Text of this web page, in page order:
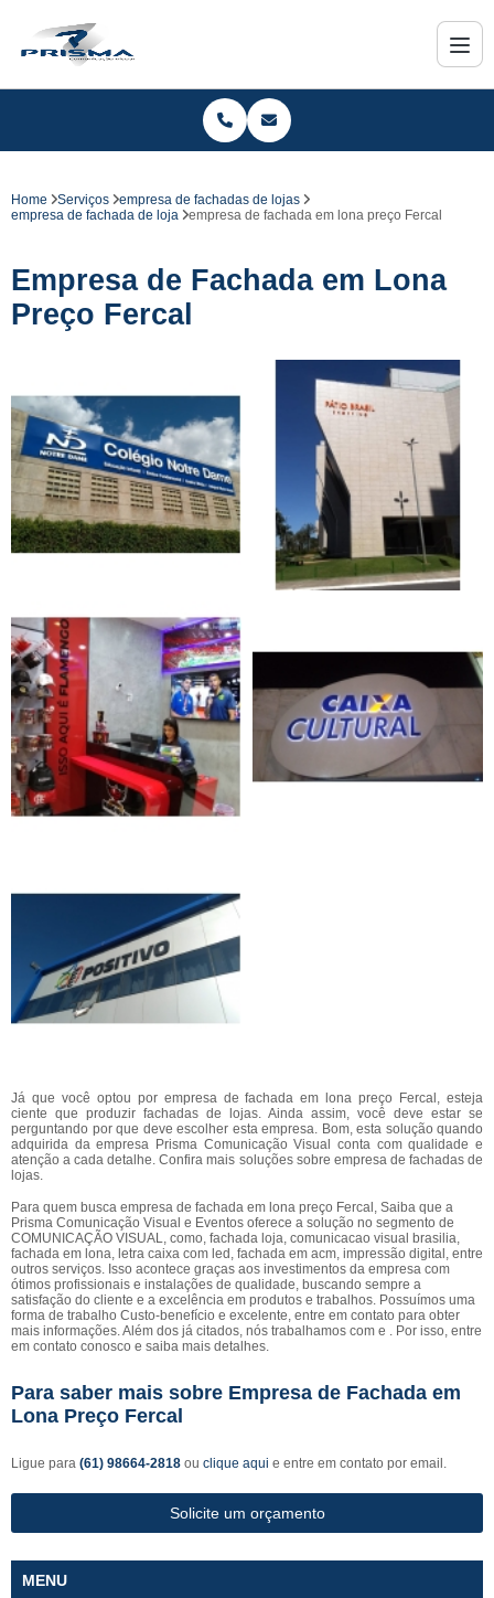
Home Serviços
empresa de fachadas de lojas
empresa de fachada de loja
empresa de fachada em lona preço Fercal
Empresa de Fachada em Lona
Preço Fercal
Já que você optou por empresa de fachada em lona preço Fercal, esteja
ciente que produzir fachadas de lojas. Ainda assim, você deve estar se
perguntando por que deve escolher esta empresa. Bom, esta solução quando
adquirida da empresa Prisma Comunicação Visual conta com qualidade e
atenção a cada detalhe. Confira mais soluções sobre empresa de fachadas de
lojas.
Para quem busca empresa de fachada em lona preço Fercal, Saiba que a
Prisma Comunicação Visual e Eventos oferece a solução no segmento de
COMUNICAÇÃO VISUAL, como, fachada loja, comunicacao visual brasilia,
fachada em lona, letra caixa com led, fachada em acm, impressão digital, entre
outros serviços. Isso acontece graças aos investimentos da empresa com
ótimos profissionais e instalações de qualidade, buscando sempre a
satisfação do cliente e a excelência em produtos e trabalhos. Possuímos uma
forma de trabalho Custo-benefício e excelente, entre em contato para obter
mais informações. Além dos já citados, nós trabalhamos com e . Por isso, entre
em contato conosco e saiba mais detalhes.
Para saber mais sobre Empresa de Fachada em
Lona Preço Fercal
Ligue para (61) 98664-2818 ou clique aqui e entre em contato por email.
Solicite um orçamento
MENU